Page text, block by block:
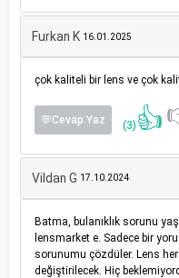
Furkan K 16.01.2025
çok kaliteli bir lens ve çok
💬Cevap Yaz (3) 👍
Vildan G 17.10.2024
Batma, bulanıklık sorunu
lensmarket e. Sadece bir
sorunumu çözdüler. Lens
değiştirilecek. Hiç